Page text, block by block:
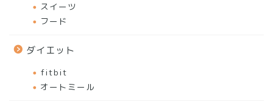
スイーツ
フード
ダイエット
fitbit
オートミール